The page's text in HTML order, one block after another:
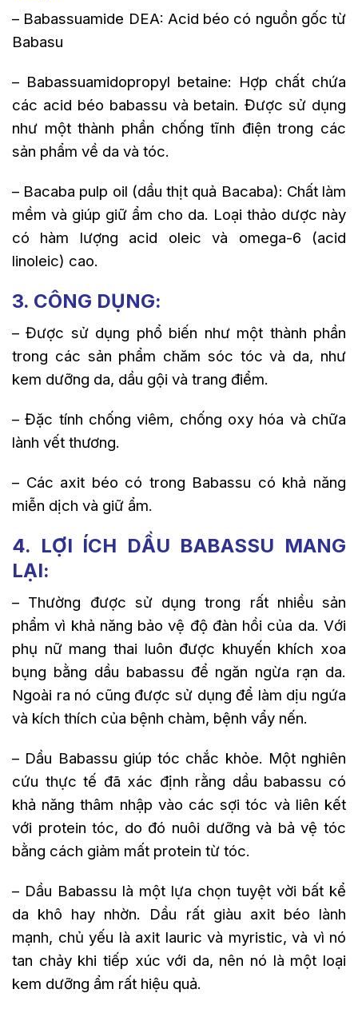
– Babassuamide DEA: Acid béo có nguồn gốc từ
Babasu
– Babassuamidopropyl betaine: Hợp chất chứa
các acid béo babassu và betain. Được sử dụng
như một thành phần chống tĩnh điện trong các
sản phẩm về da và tóc.
– Bacaba pulp oil (dầu thịt quả Bacaba): Chất làm
mềm và giúp giữ ẩm cho da. Loại thảo dược này
có hàm lượng acid oleic và omega-6 (acid
linoleic) cao.
3. CÔNG DỤNG:
– Được sử dụng phổ biến như một thành phần
trong các sản phẩm chăm sóc tóc và da, như
kem dưỡng da, dầu gội và trang điểm.
– Đặc tính chống viêm, chống oxy hóa và chữa
lành vết thương.
– Các axit béo có trong Babassu có khả năng
miễn dịch và giữ ẩm.
4. LỢI ÍCH DẦU BABASSU MANG
LẠI:
– Thường được sử dụng trong rất nhiều sản
phẩm vì khả năng bảo vệ độ đàn hồi của da. Với
phụ nữ mang thai luôn được khuyến khích xoa
bụng bằng dầu babassu để ngăn ngừa rạn da.
Ngoài ra nó cũng được sử dụng để làm dịu ngứa
và kích thích của bệnh chàm, bệnh vẩy nến.
– Dầu Babassu giúp tóc chắc khỏe. Một nghiên
cứu thực tế đã xác định rằng dầu babassu có
khả năng thâm nhập vào các sợi tóc và liên kết
với protein tóc, do đó nuôi dưỡng và bả vệ tóc
bằng cách giảm mất protein từ tóc.
– Dầu Babassu là một lựa chọn tuyệt vời bất kể
da khô hay nhờn. Dầu rất giàu axit béo lành
mạnh, chủ yếu là axit lauric và myristic, và vì nó
tan chảy khi tiếp xúc với da, nên nó là một loại
kem dưỡng ẩm rất hiệu quả.